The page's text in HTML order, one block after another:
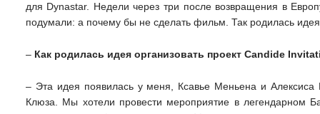
для Dynastar. Недели через три после возвращения в
подумали: а почему бы не сделать фильм. Так родилась
– Как родилась идея организовать проект Candide
– Эта идея появилась у меня, Ксавье Меньена и
Клюза. Мы хотели провести мероприятие в легендарном